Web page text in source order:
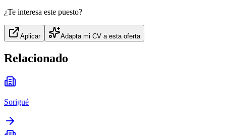
¿Te interesa este puesto?
Aplicar Adapta mi CV a esta oferta
Relacionado
Sorigué